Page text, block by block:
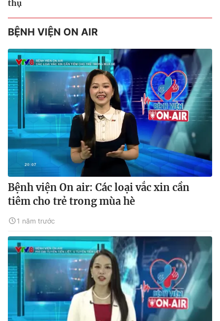
thụ
BỆNH VIỆN ON AIR
Bệnh viện On air: Các loại vắc xin cần
tiêm cho trẻ trong mùa hè
1 năm trước